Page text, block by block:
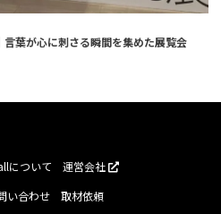
言葉が心に刺さる瞬間を集めた展覧会
について
運営会社
い合わせ
取材依頼